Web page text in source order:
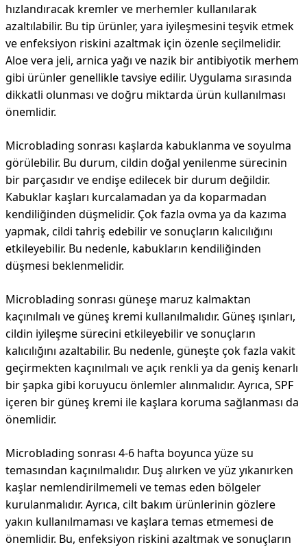
hızlandıracak kremler ve merhemler kullanılarak
azaltılabilir. Bu tip ürünler, yara iyileşmesini teşvik etmek
ve enfeksiyon riskini azaltmak için özenle seçilmelidir.
Aloe vera jeli, arnica yağı ve nazik bir antibiyotik merhem
gibi ürünler genellikle tavsiye edilir. Uygulama sırasında
dikkatli olunması ve doğru miktarda ürün kullanılması
önemlidir.
Microblading sonrası kaşlarda kabuklanma ve soyulma
görülebilir. Bu durum, cildin doğal yenilenme sürecinin
bir parçasıdır ve endişe edilecek bir durum değildir.
Kabuklar kaşları kurcalamadan ya da koparmadan
kendiliğinden düşmelidir. Çok fazla ovma ya da kazıma
yapmak, cildi tahriş edebilir ve sonuçların kalıcılığını
etkileyebilir. Bu nedenle, kabukların kendiliğinden
düşmesi beklenmelidir.
Microblading sonrası güneşe maruz kalmaktan
kaçınılmalı ve güneş kremi kullanılmalıdır. Güneş ışınları,
cildin iyileşme sürecini etkileyebilir ve sonuçların
kalıcılığını azaltabilir. Bu nedenle, güneşte çok fazla vakit
geçirmekten kaçınılmalı ve açık renkli ya da geniş kenarlı
bir şapka gibi koruyucu önlemler alınmalıdır. Ayrıca, SPF
içeren bir güneş kremi ile kaşlara koruma sağlanması da
önemlidir.
Microblading sonrası 4-6 hafta boyunca yüze su
temasından kaçınılmalıdır. Duş alırken ve yüz yıkanırken
kaşlar nemlendirilmemeli ve temas eden bölgeler
kurulanmalıdır. Ayrıca, cilt bakım ürünlerinin gözlere
yakın kullanılmaması ve kaşlara temas etmemesi de
önemlidir. Bu, enfeksiyon riskini azaltmak ve sonuçların